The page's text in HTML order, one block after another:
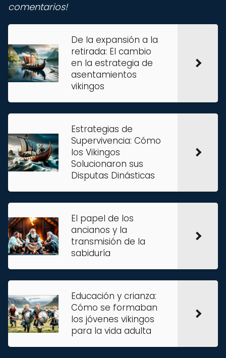
comentarios!
De la expansión a la
retirada: El cambio
en la estrategia de
asentamientos
vikingos
Estrategias de
Supervivencia: Cómo
los Vikingos
Solucionaron sus
Disputas Dinásticas
El papel de los
ancianos y la
transmisión de la
sabiduría
Educación y crianza:
Cómo se formaban
los jóvenes vikingos
para la vida adulta